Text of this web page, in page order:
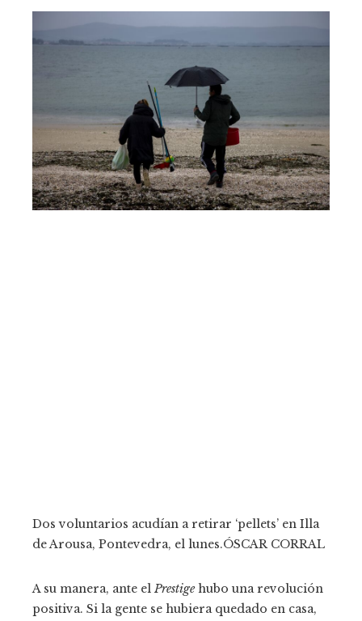
Dos voluntarios acudían a retirar ‘pellets’ en Illa
de Arousa, Pontevedra, el lunes.ÓSCAR CORRAL
A su manera, ante elPrestigehubo una revolución
positiva. Si la gente se hubiera quedado en casa,